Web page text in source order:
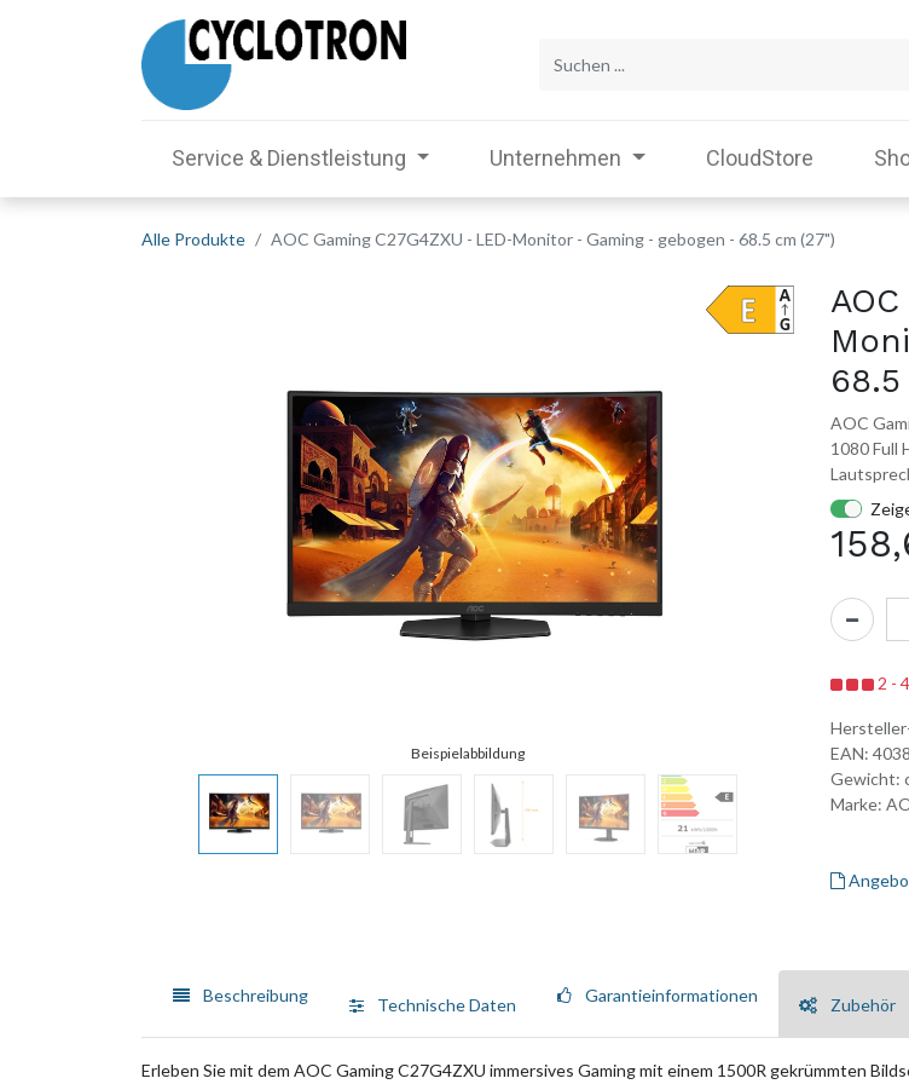
Service & Dienstleistung Unternehmen CloudStore
Alle Produkte AOC Gaming C27G4ZXU - LED-Monitor - Gaming - gebogen - 68.5 cm (27")
AOC
1080 Full
2 -
EAN:
Gewicht:
Marke:
Beschreibung Technische Daten Garantieinformationen Zubehör
Erleben Sie mit dem AOC Gaming C27G4ZXU immersives Gaming mit einem 1500R gekrümmten